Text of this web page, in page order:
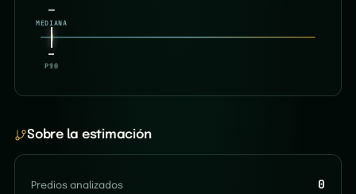
—
P10
—
MEDIANA
—
P90
Sobre la estimación
Predios analizados 0